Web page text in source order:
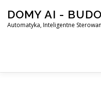
content
DOMY AI -
Automatyka, Inteligentne